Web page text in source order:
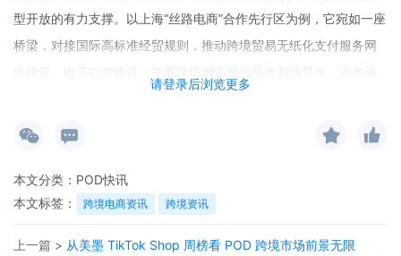
请登录后浏览更多
型开放的有力支撑。以上海“丝路电商”合作先行区为例，它宛如一座
桥梁，对接国际高标准经贸规则，推动跨境贸易无纸化支付服务网
供了更高效、透明的环境，让“买全球”与“卖全球”的双向通道更加顺
撑。电商平台凭借技术创新与模式创新，将国内外市场紧紧地联系
在一起，让商品在全球范围内的流通更加便捷。
技术赋能是跨境电商渠道效应扩大的核心驱动力。人工智能、大数
本文分类： POD快讯
本文标签：
跨境电商资讯 跨境资讯
上一篇 > 从美墨 TikTok Shop 周榜看 POD 跨境市场前景无限